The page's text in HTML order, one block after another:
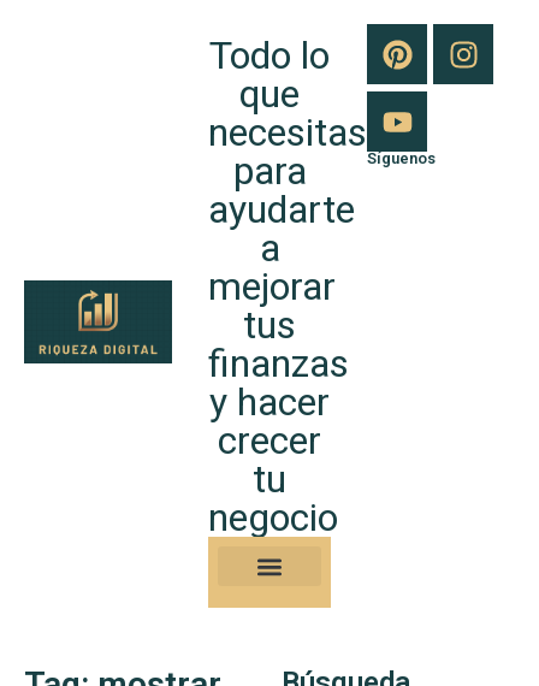
Todo lo
que
necesitas
para
ayudarte
a
mejorar
tus
finanzas
y hacer
crecer
tu
negocio
Síguenos